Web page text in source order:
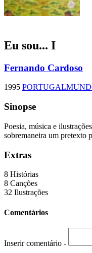
Eu sou... I
Fernando Cardoso
1995
Sinopse
Poesia, música e
sobremaneira um pretexto
Extras
8 Histórias
8 Canções
32 Ilustrações
Comentários
Inserir comentário -